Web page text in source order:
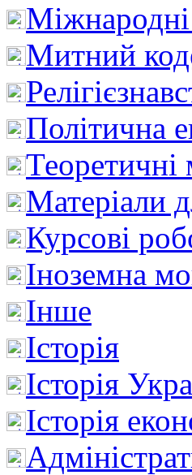
Міжнародні
Митний
Політична
Теоретичні
Матеріали
Курсові
Іноземна
Інше
Історія
Історія
Історія